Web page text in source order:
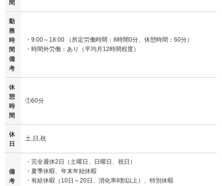
間
勤
務
時
間
備
考
・9:00～18:00 （所定労働時間：8時間0分、休憩時間：60分）
・時間外労働：あり（平均月12時間程度）
休
憩
時
間
①60分
休
日
土,日,祝
備
考
・完全週休2日（土曜日、日曜日、祝日）
・夏季休暇、年末年始休暇
・有給休暇（10日～20日、消化率8割以上）、特別休暇